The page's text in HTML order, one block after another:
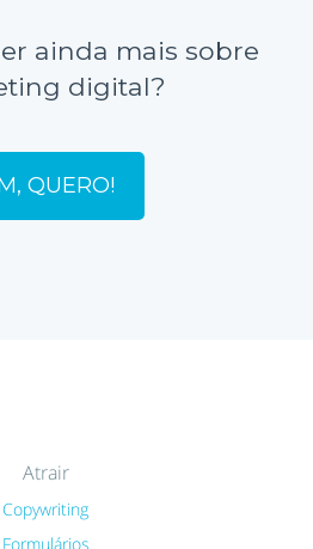
ainda mais sobre
digital?
QUERO!
Atrair
Copywriting
Formulários